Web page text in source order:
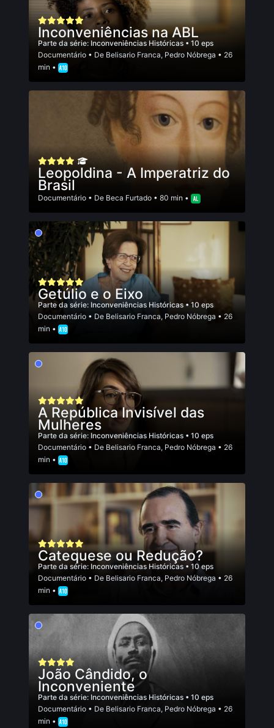
Inconveniências na ABL
Parte da série: Inconveniências Históricas • 10 eps
Documentário • De Belisario Franca, Pedro Nóbrega • 26
min •
Leopoldina - A Imperatriz do
Brasil
Documentário • De Beca Furtado • 80 min •
Getúlio e o Eixo
Parte da série: Inconveniências Históricas • 10 eps
Documentário • De Belisario Franca, Pedro Nóbrega • 26
min •
A República Invisível das
Mulheres
Parte da série: Inconveniências Históricas • 10 eps
Documentário • De Belisario Franca, Pedro Nóbrega • 26
min •
Catequese ou Redução?
Parte da série: Inconveniências Históricas • 10 eps
Documentário • De Belisario Franca, Pedro Nóbrega • 26
min •
João Cândido, o
Inconveniente
Parte da série: Inconveniências Históricas • 10 eps
Documentário • De Belisario Franca, Pedro Nóbrega • 26
min •